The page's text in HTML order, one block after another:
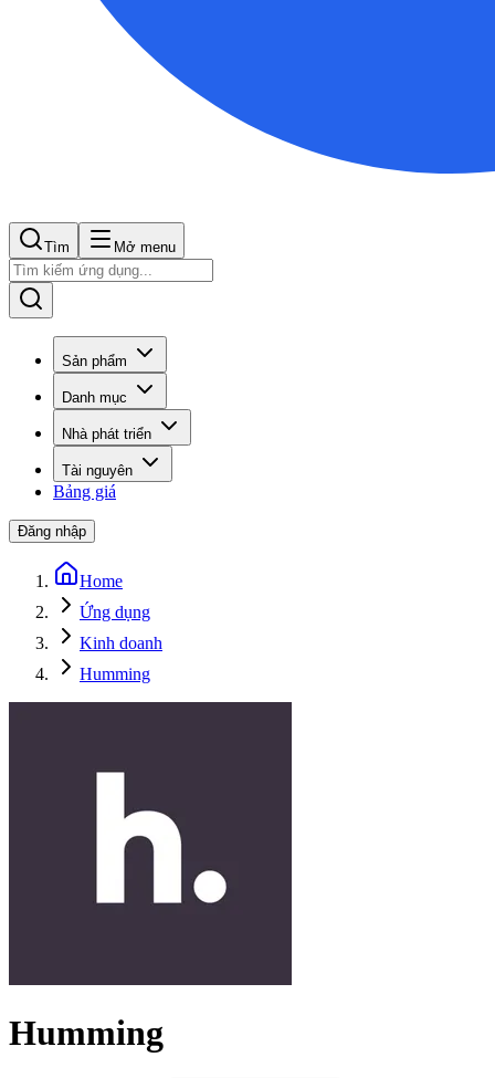
Tìm Mở menu
Sản phẩm
Danh mục
Nhà phát triển
Tài nguyên
Bảng giá
Đăng nhập
Home
Ứng dụng
Kinh doanh
Humming
Humming